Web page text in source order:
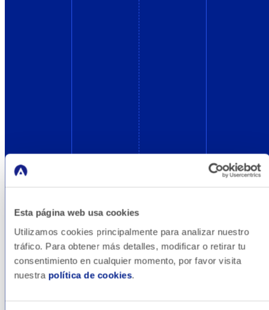
Esta página web usa cookies
Utilizamos cookies principalmente para analizar nuestro
tráfico. Para obtener más detalles, modificar o retirar tu
consentimiento en cualquier momento, por favor visita
nuestra política de cookies.
Blog
Conceptos básicos de marketing online,